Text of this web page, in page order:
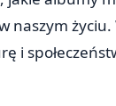
naszym
i